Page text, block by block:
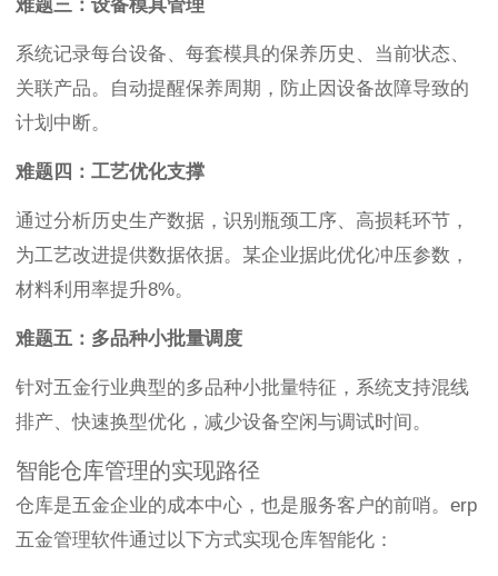
难题三：设备模具管理
系统记录每台设备、每套模具的保养历史、当前状态、
关联产品。自动提醒保养周期，防止因设备故障导致的
计划中断。
难题四：工艺优化支撑
通过分析历史生产数据，识别瓶颈工序、高损耗环节，
为工艺改进提供数据依据。某企业据此优化冲压参数，
材料利用率提升8%。
难题五：多品种小批量调度
针对五金行业典型的多品种小批量特征，系统支持混线
排产、快速换型优化，减少设备空闲与调试时间。
智能仓库管理的实现路径
仓库是五金企业的成本中心，也是服务客户的前哨。erp
五金管理软件通过以下方式实现仓库智能化：